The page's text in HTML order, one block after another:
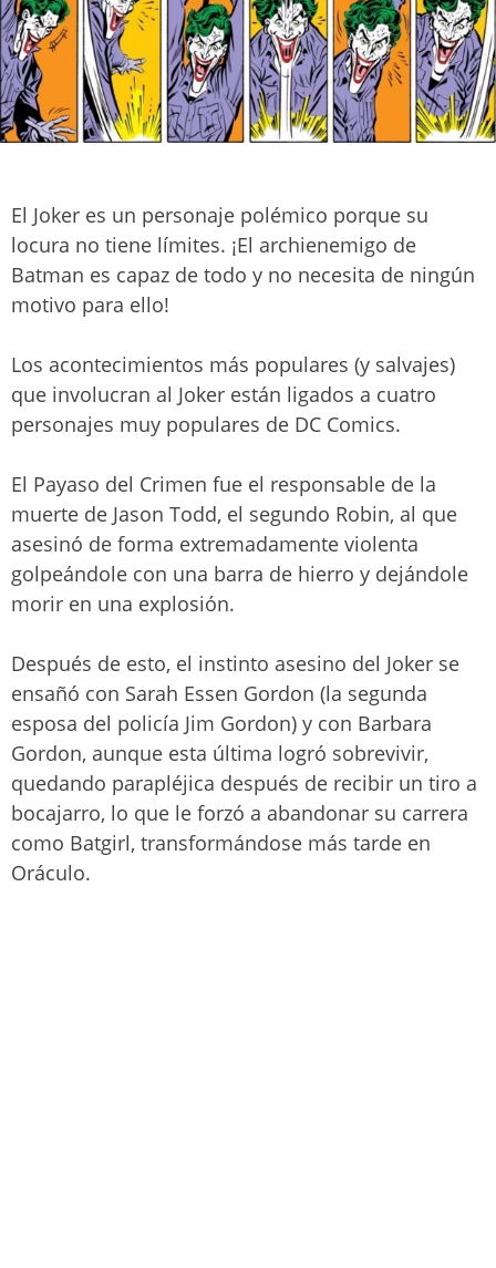
El Joker es un personaje polémico porque su
locura no tiene límites. ¡El archienemigo de
Batman es capaz de todo y no necesita de ningún
motivo para ello!
Los acontecimientos más populares (y salvajes)
que involucran al Joker están ligados a cuatro
personajes muy populares de DC Comics.
El Payaso del Crimen fue el responsable de la
muerte de Jason Todd, el segundo Robin, al que
asesinó de forma extremadamente violenta
golpeándole con una barra de hierro y dejándole
morir en una explosión.
Después de esto, el instinto asesino del Joker se
ensañó con Sarah Essen Gordon (la segunda
esposa del policía Jim Gordon) y con Barbara
Gordon, aunque esta última logró sobrevivir,
quedando parapléjica después de recibir un tiro a
bocajarro, lo que le forzó a abandonar su carrera
como Batgirl, transformándose más tarde en
Oráculo.